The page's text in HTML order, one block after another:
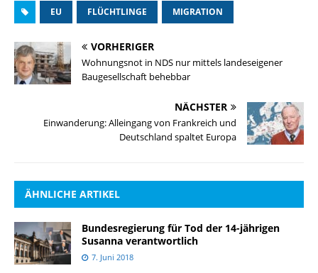
EU FLÜCHTLINGE MIGRATION
VORHERIGER
Wohnungsnot in NDS nur mittels landeseigener
Baugesellschaft behebbar
NÄCHSTER
Einwanderung: Alleingang von Frankreich und
Deutschland spaltet Europa
ÄHNLICHE ARTIKEL
Bundesregierung für Tod der 14-jährigen
Susanna verantwortlich
7. Juni 2018